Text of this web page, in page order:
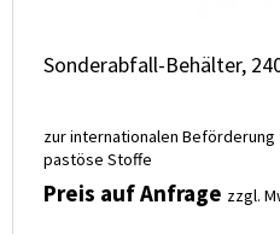
Sonderabfall-Behälter,
zur internationalen
pastöse Stoffe
Preis auf Anfrage zzgl.